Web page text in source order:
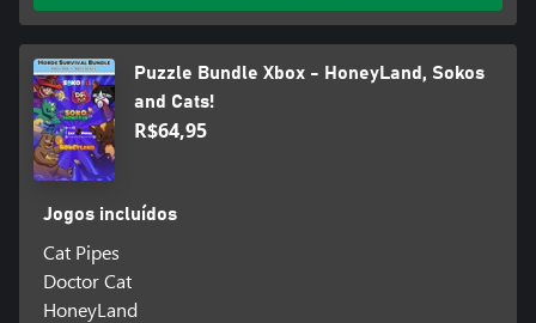
Puzzle Bundle Xbox - HoneyLand, Sokos
and Cats!
R$64,95
Jogos incluídos
Cat Pipes
Doctor Cat
HoneyLand